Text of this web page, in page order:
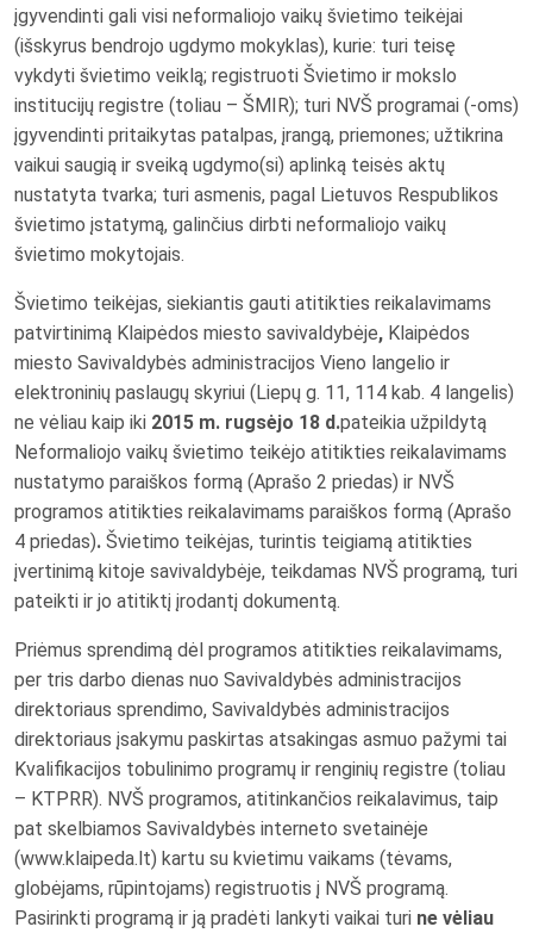
įgyvendinti gali visi neformaliojo vaikų švietimo teikėjai
(išskyrus bendrojo ugdymo mokyklas), kurie: turi teisę
vykdyti švietimo veiklą; registruoti Švietimo ir mokslo
institucijų registre (toliau – ŠMIR); turi NVŠ programai (-oms)
įgyvendinti pritaikytas patalpas, įrangą, priemones; užtikrina
vaikui saugią ir sveiką ugdymo(si) aplinką teisės aktų
nustatyta tvarka; turi asmenis, pagal Lietuvos Respublikos
švietimo įstatymą, galinčius dirbti neformaliojo vaikų
švietimo mokytojais.
Švietimo teikėjas, siekiantis gauti atitikties reikalavimams
patvirtinimą Klaipėdos miesto savivaldybėje, Klaipėdos
miesto Savivaldybės administracijos Vieno langelio ir
elektroninių paslaugų skyriui (Liepų g. 11, 114 kab. 4 langelis)
ne vėliau kaip iki 2015 m. rugsėjo 18 d.pateikia užpildytą
Neformaliojo vaikų švietimo teikėjo atitikties reikalavimams
nustatymo paraiškos formą (Aprašo 2 priedas) ir NVŠ
programos atitikties reikalavimams paraiškos formą (Aprašo
4 priedas). Švietimo teikėjas, turintis teigiamą atitikties
įvertinimą kitoje savivaldybėje, teikdamas NVŠ programą, turi
pateikti ir jo atitiktį įrodantį dokumentą.
Priėmus sprendimą dėl programos atitikties reikalavimams,
per tris darbo dienas nuo Savivaldybės administracijos
direktoriaus sprendimo, Savivaldybės administracijos
direktoriaus įsakymu paskirtas atsakingas asmuo pažymi tai
Kvalifikacijos tobulinimo programų ir renginių registre (toliau
– KTPRR). NVŠ programos, atitinkančios reikalavimus, taip
pat skelbiamos Savivaldybės interneto svetainėje
(www.klaipeda.lt) kartu su kvietimu vaikams (tėvams,
globėjams, rūpintojams) registruotis į NVŠ programą.
Pasirinkti programą ir ją pradėti lankyti vaikai turi ne vėliau